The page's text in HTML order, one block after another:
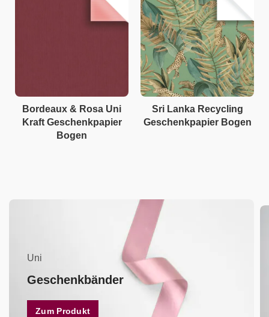
Bordeaux & Rosa Uni
Kraft Geschenkpapier
Bogen
Sri Lanka Recycling
Geschenkpapier Bogen
Uni
Geschenkbänder
Zum Produkt